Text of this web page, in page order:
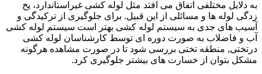
به دلایل مختلفی اتفاق می افتد مثل لوله کشی غیراستاندارد، یخ
زدگی لوله ها و مسائلی از این قبیل. برای جلوگیری از ترکیدگی و
آسیب های جدی به سیستم لوله کشی بهتر است سیستم لوله کشی
آب و فاضلاب به صورت دوره ای توسط کارشناسان لوله کشی
درتختی, منطقه تختی بررسی شود تا در صورت مشاهده هرگونه
مشکل بتوان از خسارت های بیشتر جلوگیری کرد.